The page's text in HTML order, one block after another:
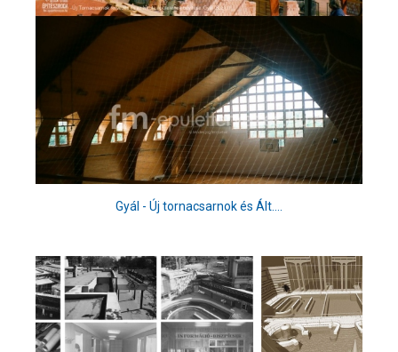
Gyál - Új tornacsarnok és Ált....